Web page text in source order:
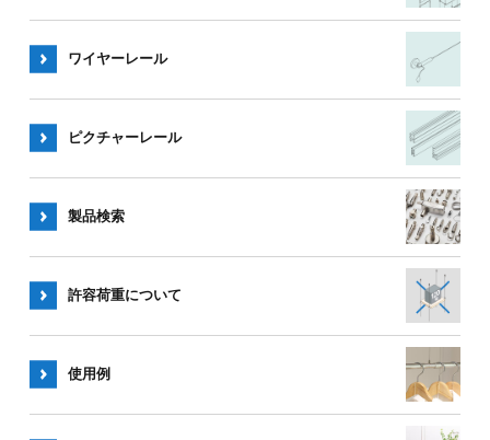
ワイヤーレール
ピクチャーレール
製品検索
許容荷重について
使用例